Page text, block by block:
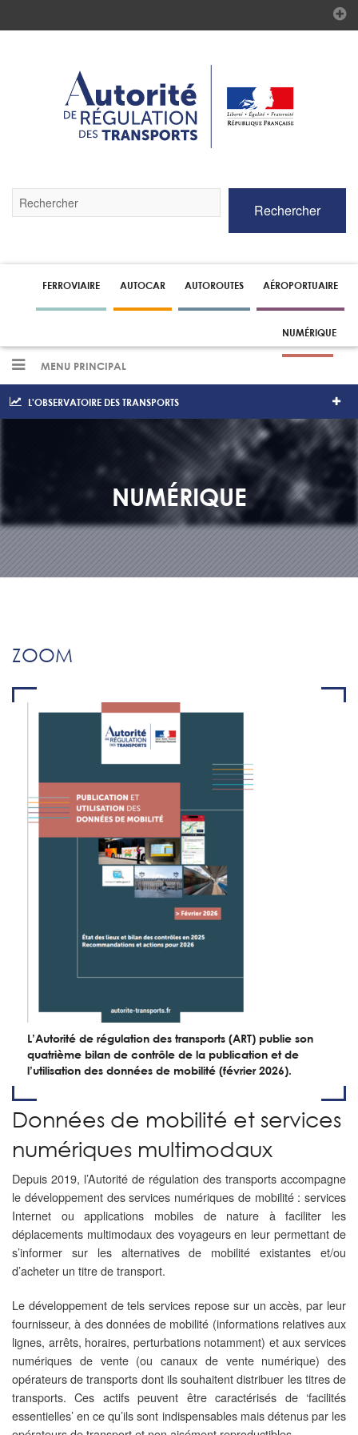
par
pour
recherche
Rechercher
FERROVIAIRE AUTOCAR AUTOROUTES AÉROPORTUAIRE
NUMÉRIQUE
MENU PRINCIPAL
L'OBSERVATOIRE DES TRANSPORTS
NUMÉRIQUE
ZOOM
L’Autorité de régulation des transports (ART) publie son
quatrième bilan de contrôle de la publication et de
l’utilisation des données de mobilité (février 2026).
Données de mobilité et services
numériques multimodaux
Depuis 2019, l’Autorité de régulation des transports accompagne
le développement des services numériques de mobilité : services
Internet ou applications mobiles de nature à faciliter les
déplacements multimodaux des voyageurs en leur permettant de
s’informer sur les alternatives de mobilité existantes et/ou
d’acheter un titre de transport.​
Le développement de tels services repose sur un accès, par leur
fournisseur, à des données de mobilité (informations relatives aux
lignes, arrêts, horaires, perturbations notamment) et aux services
numériques de vente (ou canaux de vente numérique) des
opérateurs de transports dont ils souhaitent distribuer les titres de
transports. Ces actifs peuvent être caractérisés de ‘facilités
essentielles’ en ce qu’ils sont indispensables mais détenus par les